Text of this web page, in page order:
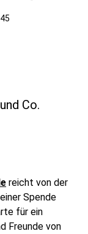
Co.
reicht von der
Spende
für ein
Freunde von